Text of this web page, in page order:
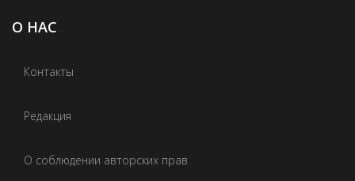
О НАС
Контакты
Редакция
О соблюдении авторских прав